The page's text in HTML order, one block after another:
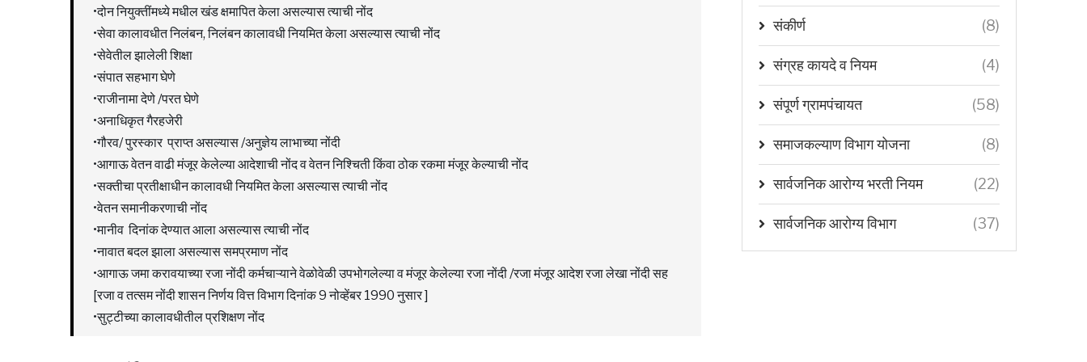
•दोन नियुक्तींमध्ये मधील खंड क्षमापित केला असल्यास त्याची नोंद
•सेवा कालावधीत निलंबन, निलंबन कालावधी नियमित केला असल्यास त्याची नोंद
•सेवेतील झालेली शिक्षा
•संपात सहभाग घेणे
•राजीनामा देणे /परत घेणे
•अनाधिकृत गैरहजेरी
•गौरव/ पुरस्कार प्राप्त असल्यास /अनुज्ञेय लाभाच्या नोंदी
•आगाऊ वेतन वाढी मंजूर केलेल्या आदेशाची नोंद व वेतन निश्चिती किंवा ठोक रकमा मंजूर केल्याची नोंद
•सक्तीचा प्रतीक्षाधीन कालावधी नियमित केला असल्यास त्याची नोंद
•वेतन समानीकरणाची नोंद
•मानीव दिनांक देण्यात आला असल्यास त्याची नोंद
•नावात बदल झाला असल्यास समप्रमाण नोंद
•आगाऊ जमा करावयाच्या रजा नोंदी कर्मचाऱ्याने वेळोवेळी उपभोगलेल्या व मंजूर केलेल्या रजा नोंदी /रजा मंजूर आदेश रजा लेखा नोंदी सह
[रजा व तत्सम नोंदी शासन निर्णय वित्त विभाग दिनांक 9 नोव्हेंबर 1990 नुसार ]
•सुट्टीच्या कालावधीतील प्रशिक्षण नोंद
संकीर्ण (8)
संग्रह कायदे व नियम (4)
संपूर्ण ग्रामपंचायत (58)
समाजकल्याण विभाग योजना (8)
सार्वजनिक आरोग्य भरती नियम (22)
सार्वजनिक आरोग्य विभाग (37)